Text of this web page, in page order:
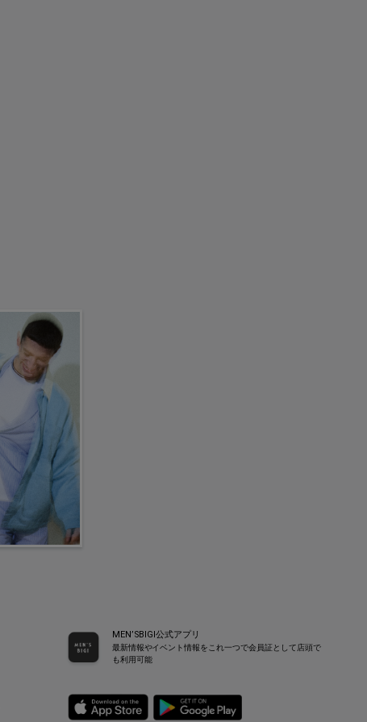
MEN’SBIGI公式アプリ
最新情報やイベント情報をこれ一つで会員証として店頭で
も利用可能